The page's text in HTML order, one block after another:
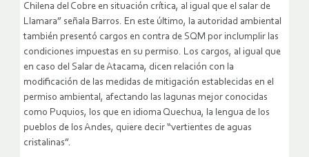
Chilena del Cobre en situación crítica, al igual que el salar de
Llamara” señala Barros. En este último, la autoridad ambiental
también presentó cargos en contra de SQM por inclumplir las
condiciones impuestas en su permiso. Los cargos, al igual que
en caso del Salar de Atacama, dicen relación con la
modificación de las medidas de mitigación establecidas en el
permiso ambiental, afectando las lagunas mejor conocidas
como Puquios, los que en idioma Quechua, la lengua de los
pueblos de los Andes, quiere decir “vertientes de aguas
cristalinas”.